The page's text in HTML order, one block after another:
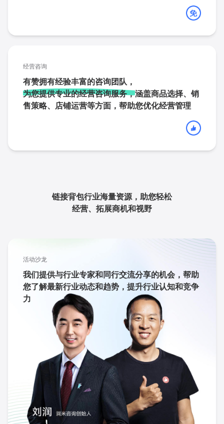
经营咨询
有赞拥有经验丰富的咨询团队，
为您提供专业的经营咨询服务，涵盖商品选择、销
售策略、店铺运营等方面，帮助您优化经营管理
链接背包行业海量资源，助您轻松
经营、拓展商机和视野
活动沙龙
我们提供与行业专家和同行交流分享的机会，帮助
您了解最新行业动态和趋势，提升行业认知和竞争
力